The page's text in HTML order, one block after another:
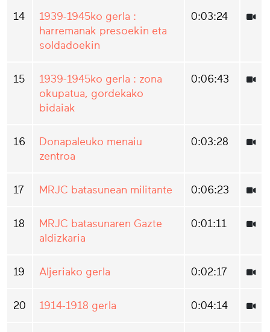
14
1939-1945ko gerla :
harremanak presoekin eta
soldadoekin
0:03:24
15
1939-1945ko gerla : zona
okupatua, gordekako
bidaiak
0:06:43
16
Donapaleuko menaiu
zentroa
0:03:28
17 MRJC batasunean militante 0:06:23
18
MRJC batasunaren Gazte
aldizkaria
0:01:11
19 Aljeriako gerla 0:02:17
20 1914-1918 gerla 0:04:14